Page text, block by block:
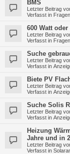
BMS
Letzter Beitrag
Verfasst in
600 Watt oder
Letzter Beitrag
Verfasst in
Suche
Letzter Beitrag
Verfasst in
Biete PV
Letzter Beitrag
Verfasst in
Suche Solis
Letzter Beitrag
Verfasst in
Heizung
Jahre und in
Letzter Beitrag
Verfasst in